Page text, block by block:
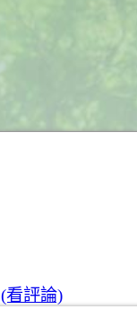
(看評論)